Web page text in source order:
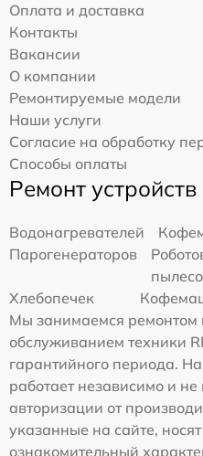
Оплата и доставка
Контакты
Вакансии
О компании
Ремонтируемые модели
Наши услуги
Согласие на обработку
Способы оплаты
Ремонт устройств
Водонагревателей
Парогенераторов
Хлебопечек
Мы занимаемся ремонтом
обслуживанием техники
гарантийного периода.
работает независимо и
авторизации от
указанные на сайте,
ознакомительный